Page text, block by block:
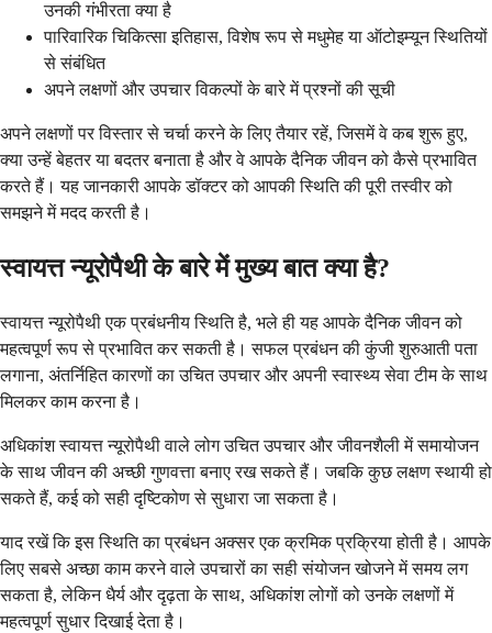
उनकी गंभीरता क्या है
पारिवारिक चिकित्सा इतिहास, विशेष रूप से मधुमेह या ऑटोइम्यून स्थितियों
से संबंधित
अपने लक्षणों और उपचार विकल्पों के बारे में प्रश्नों की सूची
अपने लक्षणों पर विस्तार से चर्चा करने के लिए तैयार रहें, जिसमें वे कब शुरू हुए,
क्या उन्हें बेहतर या बदतर बनाता है और वे आपके दैनिक जीवन को कैसे प्रभावित
करते हैं। यह जानकारी आपके डॉक्टर को आपकी स्थिति की पूरी तस्वीर को
समझने में मदद करती है।
स्वायत्त न्यूरोपैथी के बारे में मुख्य बात क्या है?
स्वायत्त न्यूरोपैथी एक प्रबंधनीय स्थिति है, भले ही यह आपके दैनिक जीवन को
महत्वपूर्ण रूप से प्रभावित कर सकती है। सफल प्रबंधन की कुंजी शुरुआती पता
लगाना, अंतर्निहित कारणों का उचित उपचार और अपनी स्वास्थ्य सेवा टीम के साथ
मिलकर काम करना है।
अधिकांश स्वायत्त न्यूरोपैथी वाले लोग उचित उपचार और जीवनशैली में समायोजन
के साथ जीवन की अच्छी गुणवत्ता बनाए रख सकते हैं। जबकि कुछ लक्षण स्थायी हो
सकते हैं, कई को सही दृष्टिकोण से सुधारा जा सकता है।
याद रखें कि इस स्थिति का प्रबंधन अक्सर एक क्रमिक प्रक्रिया होती है। आपके
लिए सबसे अच्छा काम करने वाले उपचारों का सही संयोजन खोजने में समय लग
सकता है, लेकिन धैर्य और दृढ़ता के साथ, अधिकांश लोगों को उनके लक्षणों में
महत्वपूर्ण सुधार दिखाई देता है।